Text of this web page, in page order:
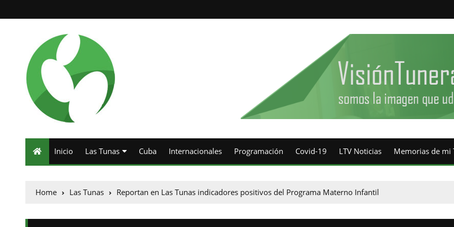
Inicio Las Tunas Cuba Internacionales Programación Covid-19 LTV Noticias Memorias de mi
Home Las Tunas Reportan en Las Tunas indicadores positivos del Programa Materno Infantil